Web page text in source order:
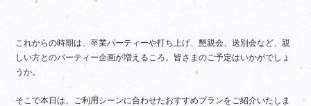
これからの時期は、卒業パーティーや打ち上げ、懇親会、送別会など、親
しい方とのパーティー企画が増えるころ。皆さまのご予定はいかがでしょ
うか。
そこで本日は、ご利用シーンに合わせたおすすめプランをご紹介いたしま